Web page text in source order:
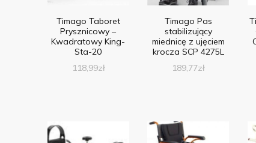
Timago Taboret
Prysznicowy –
Kwadratowy King-
Sta-20
118,99zł
Timago Pas
stabilizujący
miednicę z ujęciem
krocza SCP 4275L
189,77zł